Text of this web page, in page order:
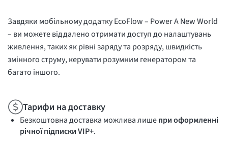
Завдяки мобільному додатку EcoFlow – Power A New World
– ви можете віддалено отримати доступ до налаштувань
живлення, таких як рівні заряду та розряду, швидкість
змінного струму, керувати розумним генератором та
багато іншого.
Тарифи на доставку
Безкоштовна доставка можлива лишепри оформленні
річної підписки VIP+.